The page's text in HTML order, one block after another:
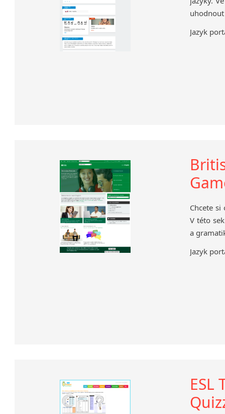
Jazyk
Chcete
V této
a
Jazyk
ESL